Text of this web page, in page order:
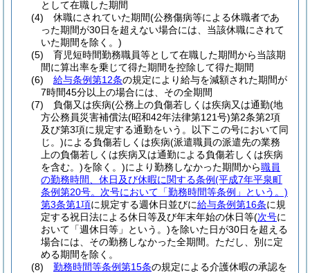
として在職した期間
(4)
休職にされていた期間(公務傷病等による休職者であ
った期間が30日を超えない場合には、当該休職にされて
いた期間を除く。)
(5)
育児短時間勤務職員等として在職した期間から当該期
間に算出率を乗じて得た期間を控除して得た期間
(6)
給与条例第12条の規定により給与を減額された期間が
7時間45分以上の場合には、その全期間
(7)
負傷又は疾病(公務上の負傷若しくは疾病又は通勤(地
方公務員災害補償法(昭和42年法律第121号)第2条第2項
及び第3項に規定する通勤をいう。以下この号において同
じ。)による負傷若しくは疾病(派遣職員の派遣先の業務
上の負傷若しくは疾病又は通勤による負傷若しくは疾病
を含む。)を除く。)により勤務しなかった期間から職員
の勤務時間、休日及び休暇に関する条例(平成7年平泉町
条例第20号。次号において「勤務時間等条例」という。)
第3条第1項に規定する週休日並びに給与条例第16条に規
定する祝日法による休日等及び年末年始の休日等(次号に
おいて「週休日等」という。)を除いた日が30日を超える
場合には、その勤務しなかった全期間。 ただし、別に定
める期間を除く。
(8)
勤務時間等条例第15条の規定による介護休暇の承認を